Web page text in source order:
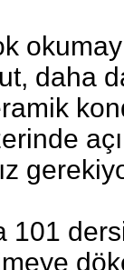
daha
101